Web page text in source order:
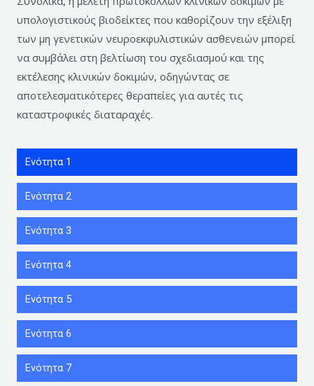
υπολογιστικούς βιοδείκτες που καθορίζουν την εξέλιξη
των μη γενετικών νευροεκφυλιστικών ασθενειών μπορεί
να συμβάλει στη βελτίωση του σχεδιασμού και της
εκτέλεσης κλινικών δοκιμών, οδηγώντας σε
αποτελεσματικότερες θεραπείες για αυτές τις
καταστροφικές διαταραχές.
Ενότητα 1
Ενότητα 2
Ενότητα 3
Ενότητα 4
Ενότητα 5
Ενότητα 6
Ενότητα 7